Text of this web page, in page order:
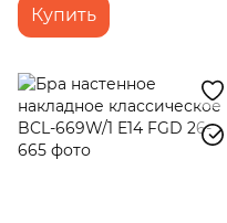
Купить